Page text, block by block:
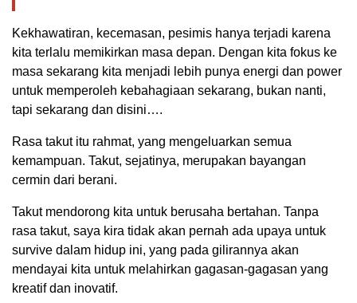
Kekhawatiran, kecemasan, pesimis hanya terjadi karena
kita terlalu memikirkan masa depan. Dengan kita fokus ke
masa sekarang kita menjadi lebih punya energi dan power
untuk memperoleh kebahagiaan sekarang, bukan nanti,
tapi sekarang dan disini….
Rasa takut itu rahmat, yang mengeluarkan semua
kemampuan. Takut, sejatinya, merupakan bayangan
cermin dari berani.
Takut mendorong kita untuk berusaha bertahan. Tanpa
rasa takut, saya kira tidak akan pernah ada upaya untuk
survive dalam hidup ini, yang pada gilirannya akan
mendayai kita untuk melahirkan gagasan-gagasan yang
kreatif dan inovatif.